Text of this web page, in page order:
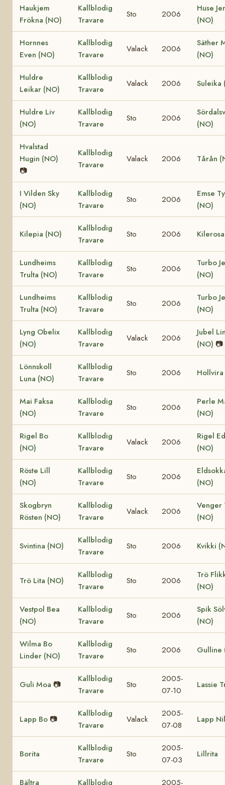
Haukjem
Frökna (NO)
Kallblodig
Travare
Sto 2006
Huse
(NO)
Hornnes
Even (NO)
Kallblodig
Travare
Valack 2006
Säther
(NO)
Huldre
Leikar (NO)
Kallblodig
Travare
Valack 2006 Suleika
Huldre Liv
(NO)
Kallblodig
Travare
Sto 2006
(NO)
Hvalstad
Hugin (NO)
📷
Kallblodig
Travare
Valack 2006 Tårån
I Vilden Sky
(NO)
Kallblodig
Travare
Sto 2006
Emse
(NO)
Kilepia (NO)
Kallblodig
Travare
Sto 2006
Lundheims
Trulta (NO)
Kallblodig
Travare
Sto 2006
Turbo
(NO)
Lundheims
Trulta (NO)
Kallblodig
Travare
Sto 2006
Turbo
(NO)
Lyng Obelix
(NO)
Kallblodig
Travare
Valack 2006
Jubel
(NO) 📷
Lönnskoll
Luna (NO)
Kallblodig
Travare
Sto 2006
Mai Faksa
(NO)
Kallblodig
Travare
Sto 2006
Perle
(NO)
Rigel Bo
(NO)
Kallblodig
Travare
Valack 2006
Rigel
(NO)
Röste Lill
(NO)
Kallblodig
Travare
Sto 2006
(NO)
Skogbryn
Rösten (NO)
Kallblodig
Travare
Valack 2006
Venger
(NO)
Svintina (NO)
Kallblodig
Travare
Sto 2006 Kvikki
Trö Lita (NO)
Kallblodig
Travare
Sto 2006
Trö
(NO)
Vestpol Bea
(NO)
Kallblodig
Travare
Sto 2006
Spik
(NO)
Wilma Bo
Linder (NO)
Kallblodig
Travare
Sto 2006 Gulline
Guli Moa 📷
Kallblodig
Travare
Sto
2005-
07-10
Lassie
Lapp Bo 📷
Kallblodig
Travare
Valack
2005-
07-08
Lapp
Borita
Kallblodig
Travare
Sto
2005-
07-03
Lillrita
Bältra Kallblodig 2005-